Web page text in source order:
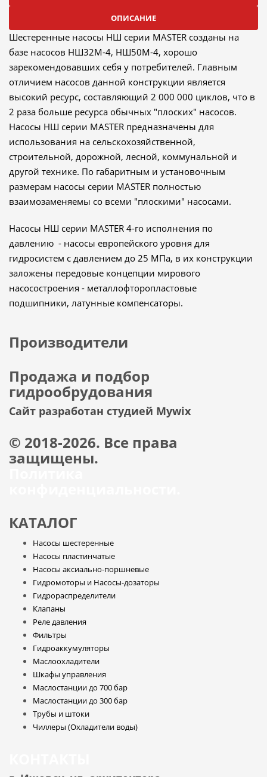
ОПИСАНИЕ
Шестеренные насосы НШ серии MASTER созданы на
базе насосов НШ32М-4, НШ50М-4, хорошо
зарекомендовавших себя у потребителей. Главным
отличием насосов данной конструкции является
высокий ресурс, составляющий 2 000 000 циклов, что в
2 раза больше ресурса обычных "плоских" насосов.
Насосы НШ серии MASTER предназначены для
использования на сельскохозяйственной,
строительной, дорожной, лесной, коммунальной и
другой технике. По габаритным и установочным
размерам насосы серии MASTER полностью
взаимозаменяемы со всеми "плоскими" насосами.
Насосы НШ серии MASTER 4-го исполнения по
давлению - насосы европейского уровня для
гидросистем с давлением до 25 МПа, в их конструкции
заложены передовые концепции мирового
насосостроения - металлофторопластовые
подшипники, латунные компенсаторы.
Производители
Продажа и подбор
гидрообрудования
Сайт разработан студией Mywix
© 2018-2026. Все права
защищены.
КАТАЛОГ
Насосы шестеренные
Насосы пластинчатые
Насосы аксиально-поршневые
Гидромоторы и Насосы-дозаторы
Гидрораспределители
Клапаны
Реле давления
Фильтры
Гидроаккумуляторы
Маслоохладители
Шкафы управления
Маслостанции до 700 бар
Маслостанции до 300 бар
Трубы и штоки
Чиллеры (Охладители воды)